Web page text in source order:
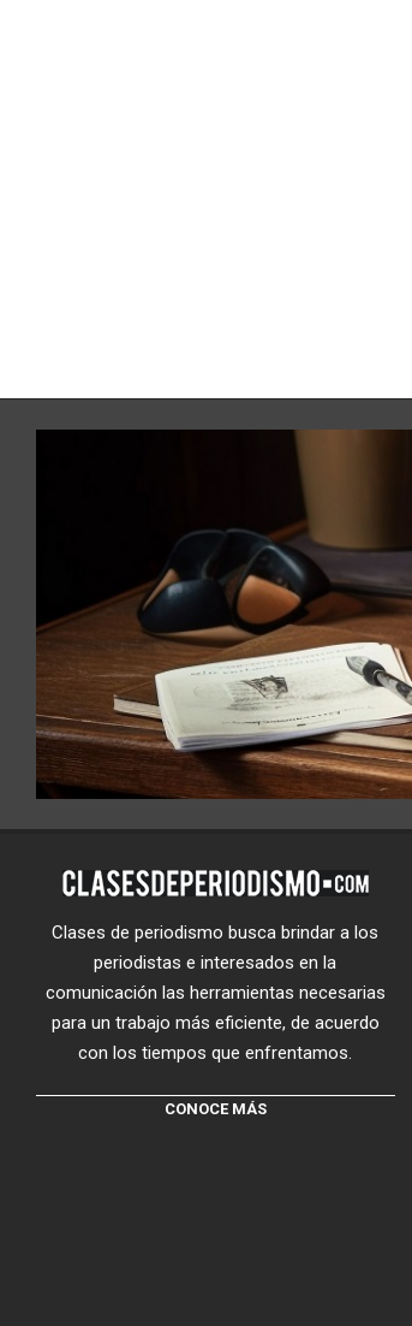
Clases de periodismo busca brindar a los
periodistas e interesados en la
comunicación las herramientas necesarias
para un trabajo más eficiente, de acuerdo
con los tiempos que enfrentamos.
CONOCE MÁS